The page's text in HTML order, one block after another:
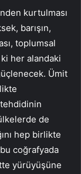
kurtulması
barışın,
toplumsal
ki her alandaki
Ümit
de
hep birlikte
coğrafyada
yürüyüşüne